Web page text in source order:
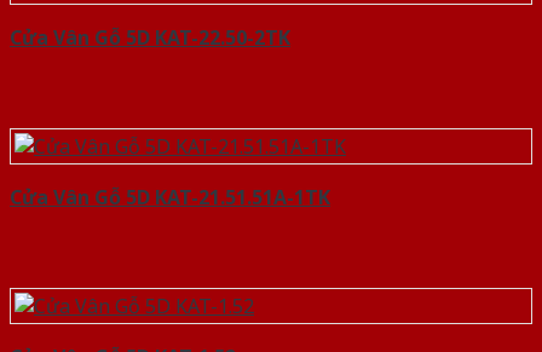
Cửa Vân Gỗ 5D KAT-22.50-2TK
Cửa Vân Gỗ 5D KAT-21.51.51A-1TK